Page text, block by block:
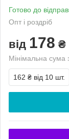
Готово до
Опт і роздріб
від 178 ₴
Мінімальна
162 ₴ від 10 шт.